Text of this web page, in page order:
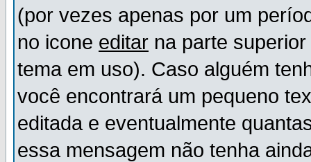
(por vezes apenas por um
no icone editar na parte
tema em uso). Caso alguém
você encontrará um pequeno
editada e eventualmente
essa mensagem não tenha